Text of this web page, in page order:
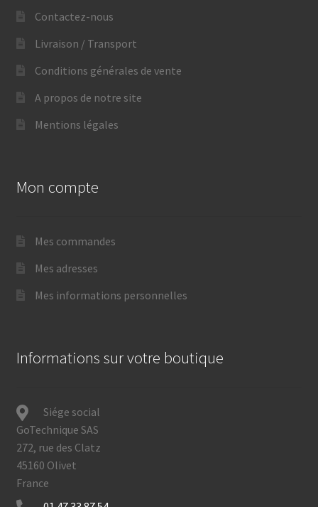
Contactez-nous
Livraison / Transport
Conditions générales de vente
A propos de notre site
Mentions légales
Mon compte
Mes commandes
Mes adresses
Mes informations personnelles
Informations sur votre boutique
Siége social
GoTechnique SAS
272, rue des Clatz
45160 Olivet
France